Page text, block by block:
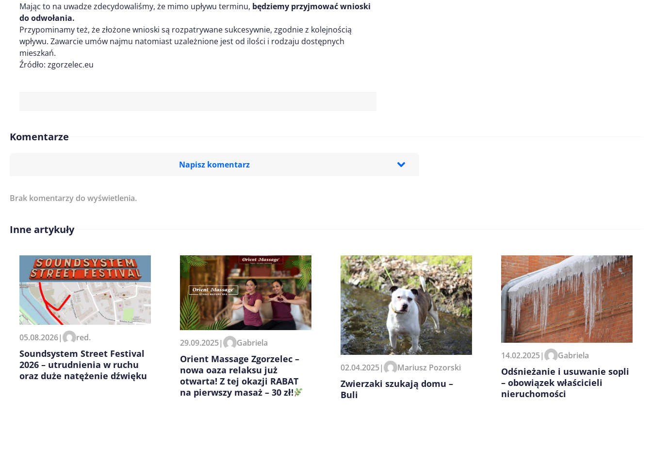
Mając to na uwadze zdecydowaliśmy, że mimo upływu terminu, będziemy przyjmować wnioski
do odwołania.
Przypominamy też, że złożone wnioski są rozpatrywane sukcesywnie, zgodnie z kolejnością
wpływu. Zawarcie umów najmu natomiast uzależnione jest od ilości i rodzaju dostępnych
mieszkań.
Źródło: zgorzelec.eu
Komentarze
Napisz komentarz
Imię/ Nick*
Zapamiętaj moje dane w tej przeglądarce podczas pisania
kolejnych komentarzy.
Brak komentarzy do wyświetlenia.
Inne artykuły
05.08.2026| red.
Soundsystem Street Festival
2026 – utrudnienia w ruchu
oraz duże natężenie dźwięku
29.09.2025| Gabriela
Orient Massage Zgorzelec –
nowa oaza relaksu już
otwarta! Z tej okazji RABAT
na pierwszy masaż – 30 zł!
02.04.2025| Mariusz Pozorski
Zwierzaki szukają domu –
Buli
14.02.2025| Gabriela
Odśnieżanie i usuwanie sopli
– obowiązek właścicieli
nieruchomości